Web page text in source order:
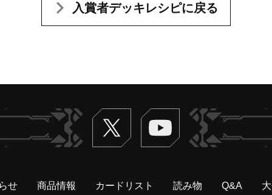
入賞者デッキレシピに戻る
Twitter ヴァンガードch
せ 商品情報 カードリスト 読み物 Q&A